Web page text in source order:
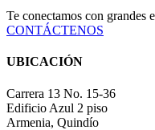
Te conectamos con grandes
CONTÁCTENOS
UBICACIÓN
Carrera 13 No. 15-36
Edificio Azul 2 piso
Armenia, Quindío